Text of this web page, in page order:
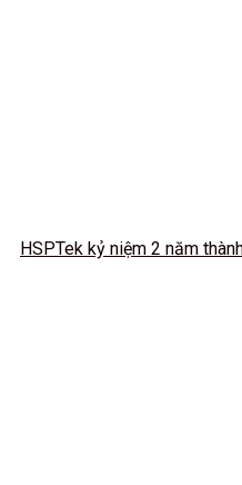
HSPTek kỷ niệm 2 năm